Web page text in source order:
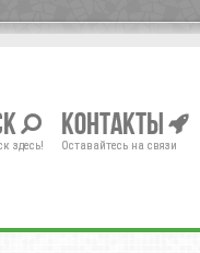
здесь!
Контакты
Оставайтесь на связи